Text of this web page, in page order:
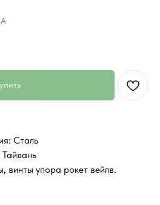
Сталь
винты упора рокет вейлв.